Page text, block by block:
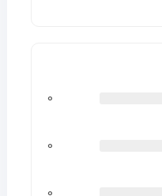
0
0